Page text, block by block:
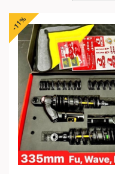
-11%
Cho vào giỏ hàng